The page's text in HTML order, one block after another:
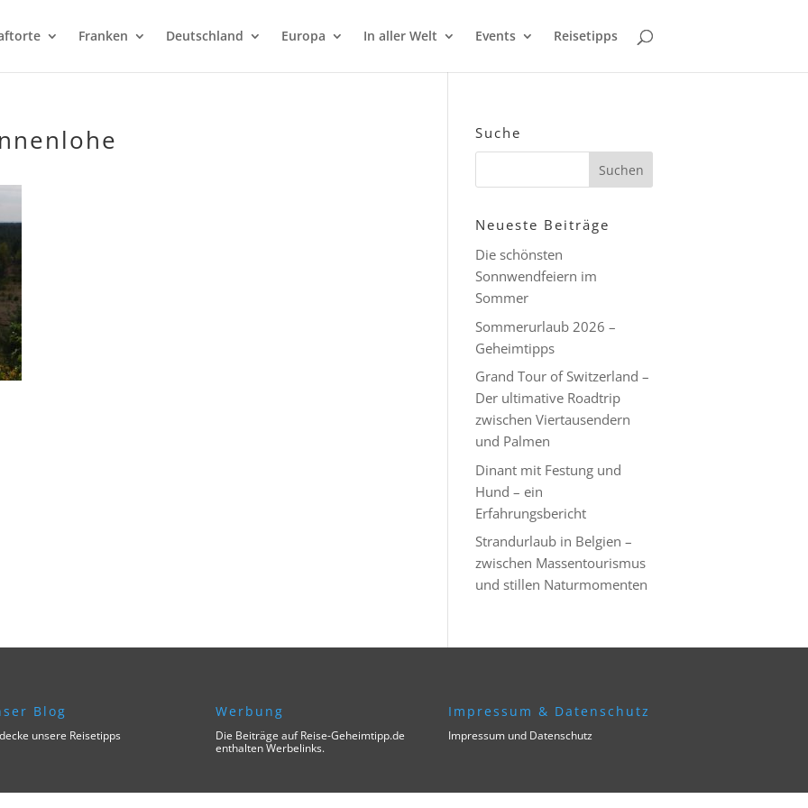
Franken Deutschland Europa In aller Welt Events Reisetipps
Suche
Neueste Beiträge
Die schönsten
Sonnwendfeiern im
Sommer
Sommerurlaub 2026 –
Geheimtipps
Grand Tour of Switzerland –
Der ultimative Roadtrip
zwischen Viertausendern
und Palmen
Dinant mit Festung und
Hund – ein
Erfahrungsbericht
Strandurlaub in Belgien –
zwischen Massentourismus
und stillen Naturmomenten
Blog
unsere Reisetipps
Werbung
Die Beiträge auf Reise-Geheimtipp.de
enthalten Werbelinks.
Impressum & Datenschutz
Impressum und Datenschutz